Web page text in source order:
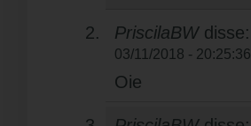
PriscilaBW disse:
03/11/2018 - 20:25:36
Oie